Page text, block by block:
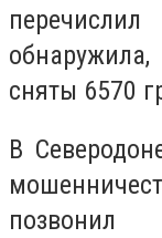
сняты 6570
В
позвонил